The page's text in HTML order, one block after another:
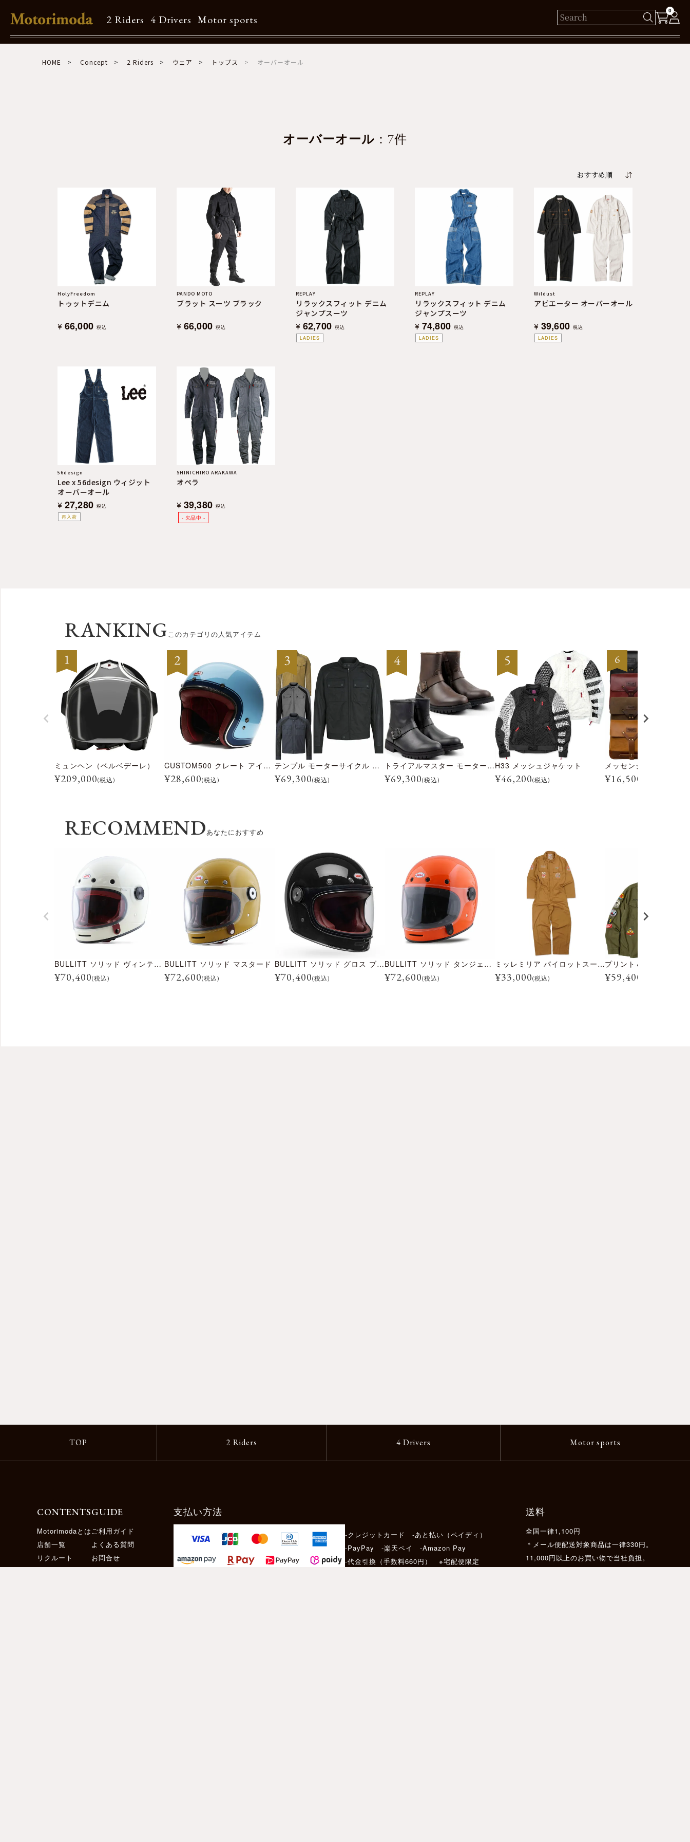
2 Riders 4 Drivers Motor sports
0
Shop Info
HOME Concept 2 Riders ウェア トップス オーバーオール
オーバーオール ：7件
HolyFreedom
トゥットデニム
¥ 66,000 税込
PANDO MOTO
ブラット スーツ ブラック
¥ 66,000 税込
LADIES
REPLAY
リラックスフィット デニム
ジャンプスーツ
¥ 62,700 税込
LADIES
REPLAY
リラックスフィット デニム
ジャンプスーツ
¥ 74,800 税込
LADIES
Wildust
アビエーター オーバーオール
¥ 39,600 税込
再入荷
56design
Lee x 56design ウィジット
オーバーオール
¥ 27,280 税込
SHINICHIRO ARAKAWA
オペラ
¥ 39,380 税込
RANKINGこのカテゴリの人気アイテム
ミュンヘン（ベルベデーレ）
¥209,000(税込)
CUSTOM500 クレート アイスブルー
¥28,600(税込)
テンプル モーターサイクル ジャケット
¥69,300(税込)
トライアルマスター モーターサイクル ブーツ
¥69,300(税込)
H33 メッシュジャケット
¥46,200(税込)
メッセンジャー バッグ
¥16,500
RECOMMENDあなたにおすすめ
BULLITT ソリッド ヴィンテージホワイト
¥70,400(税込)
BULLITT ソリッド マスタード
¥72,600(税込)
BULLITT ソリッド グロス ブラック
¥70,400(税込)
BULLITT ソリッド タンジェリン
¥72,600(税込)
ミッレミリア パイロットスーツ
¥33,000(税込) ¥59,400
TOP 2 Riders 4 Drivers Motor sports
CONTENTS
Motorimodaとは
店舗一覧
リクルート
GUIDE
ご利用ガイド
よくある質問
お問合せ
支払い方法
-クレジットカード -あと払い（ペイディ）
-PayPay -楽天ペイ -Amazon Pay
-代金引換（手数料660円） ※宅配便限定
送料
全国一律1,100円
＊メール便配送対象商品は一律330円。
11,000円以上のお買い物で当社負担。